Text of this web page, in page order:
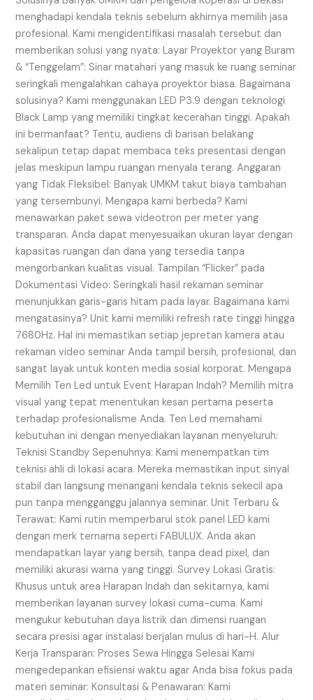
menghadapi kendala teknis sebelum akhirnya memilih jasa
profesional. Kami mengidentifikasi masalah tersebut dan
memberikan solusi yang nyata: Layar Proyektor yang Buram
& “Tenggelam”: Sinar matahari yang masuk ke ruang seminar
seringkali mengalahkan cahaya proyektor biasa. Bagaimana
solusinya? Kami menggunakan LED P3.9 dengan teknologi
Black Lamp yang memiliki tingkat kecerahan tinggi. Apakah
ini bermanfaat? Tentu, audiens di barisan belakang
sekalipun tetap dapat membaca teks presentasi dengan
jelas meskipun lampu ruangan menyala terang. Anggaran
yang Tidak Fleksibel: Banyak UMKM takut biaya tambahan
yang tersembunyi. Mengapa kami berbeda? Kami
menawarkan paket sewa videotron per meter yang
transparan. Anda dapat menyesuaikan ukuran layar dengan
kapasitas ruangan dan dana yang tersedia tanpa
mengorbankan kualitas visual. Tampilan “Flicker” pada
Dokumentasi Video: Seringkali hasil rekaman seminar
menunjukkan garis-garis hitam pada layar. Bagaimana kami
mengatasinya? Unit kami memiliki refresh rate tinggi hingga
7680Hz. Hal ini memastikan setiap jepretan kamera atau
rekaman video seminar Anda tampil bersih, profesional, dan
sangat layak untuk konten media sosial korporat. Mengapa
Memilih Ten Led untuk Event Harapan Indah? Memilih mitra
visual yang tepat menentukan kesan pertama peserta
terhadap profesionalisme Anda. Ten Led memahami
kebutuhan ini dengan menyediakan layanan menyeluruh:
Teknisi Standby Sepenuhnya: Kami menempatkan tim
teknisi ahli di lokasi acara. Mereka memastikan input sinyal
stabil dan langsung menangani kendala teknis sekecil apa
pun tanpa mengganggu jalannya seminar. Unit Terbaru &
Terawat: Kami rutin memperbarui stok panel LED kami
dengan merk ternama seperti FABULUX. Anda akan
mendapatkan layar yang bersih, tanpa dead pixel, dan
memiliki akurasi warna yang tinggi. Survey Lokasi Gratis:
Khusus untuk area Harapan Indah dan sekitarnya, kami
memberikan layanan survey lokasi cuma-cuma. Kami
mengukur kebutuhan daya listrik dan dimensi ruangan
secara presisi agar instalasi berjalan mulus di hari-H. Alur
Kerja Transparan: Proses Sewa Hingga Selesai Kami
mengedepankan efisiensi waktu agar Anda bisa fokus pada
materi seminar: Konsultasi & Penawaran: Kami